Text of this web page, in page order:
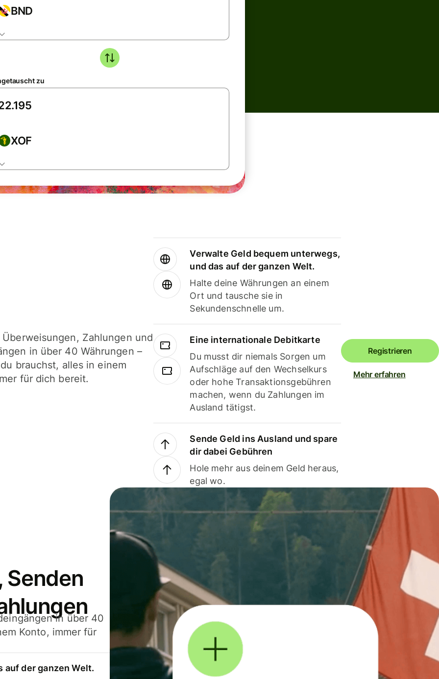
BND
zu
XOF
Zahlungen und
in über 40 Währungen –
brauchst, alles in einem
für dich bereit.
Verwalte Geld bequem unterwegs,
und das auf der ganzen Welt.
Halte deine Währungen an einem
Ort und tausche sie in
Sekundenschnelle um.
Eine internationale Debitkarte
Du musst dir niemals Sorgen um
Aufschläge auf den Wechselkurs
oder hohe Transaktionsgebühren
machen, wenn du Zahlungen im
Ausland tätigst.
Sende Geld ins Ausland und spare
dir dabei Gebühren
Hole mehr aus deinem Geld heraus,
egal wo.
Registrieren
Mehr erfahren
Senden
in über 40
Konto, immer für
auf der ganzen Welt.